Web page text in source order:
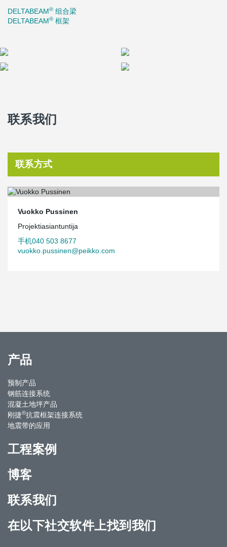
DELTABEAM® 组合梁
DELTABEAM® 框架
联系我们
联系方式
Vuokko Pussinen
Projektiasiantuntija
手机040 503 8677
vuokko.pussinen@peikko.com
产品
预制产品
钢筋连接系统
混凝土地坪产品
刚捷®抗震框架连接系统
地震带的应用
工程案例
博客
联系我们
在以下社交软件上找到我们